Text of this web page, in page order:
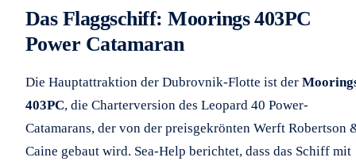
Das Flaggschiff: Moorings 403PC
Power Catamaran
Die Hauptattraktion der Dubrovnik-Flotte ist der
403PC, die Charterversion des Leopard 40 Power-
Catamarans, der von der preisgekrönten Werft Robertson
Caine gebaut wird. Sea-Help berichtet, dass das Schiff mit